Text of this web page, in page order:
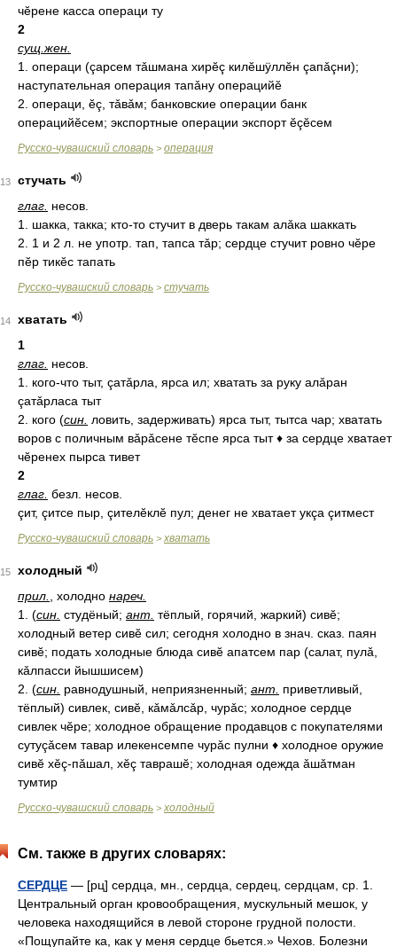
чĕрене касса операци ту
2
сущ. жен.
1. операци (çарсем тǎшмана хирĕç килĕшÿллĕн çапǎçни);
наступательная операция тапǎну операцийĕ
2. операци, ĕç, тǎвǎм; банковские операции банк
операцийĕсем; экспортные операции экспорт ĕçĕсем
Русско-чувашский словарь > операция
13
стучать
глаг. несов.
1. шакка, такка; кто-то стучит в дверь такам алǎка шаккать
2. 1 и 2 л. не употр. тап, тапса тǎр; сердце стучит ровно чĕре
пĕр тикĕс тапать
Русско-чувашский словарь > стучать
14
хватать
1
глаг. несов.
1. кого-что тыт, çатǎрла, ярса ил; хватать за руку алǎран
çатǎрласа тыт
2. кого (син. ловить, задерживать) ярса тыт, тытса чар; хватать
воров с поличным вǎрǎсене тĕспе ярса тыт ♦ за сердце хватает
чĕренех пырса тивет
2
глаг. безл. несов.
çит, çитсе пыр, çителĕклĕ пул; денег не хватает укçа çитмест
Русско-чувашский словарь > хватать
15
холодный
прил.
, холодно нареч.
1. (син. студёный; ант. тёплый, горячий, жаркий) сивĕ;
холодный ветер сивĕ сил; сегодня холодно в знач. сказ. паян
сивĕ; подать холодные блюда сивĕ апатсем пар (салат, пулǎ,
кǎлпасси йышшисем)
2. (син. равнодушный, неприязненный; ант.
приветливый,
тёплый) сивлек, сивĕ, кǎмǎлсǎр, чурǎс; холодное сердце
сивлек чĕре; холодное обращение продавцов с покупателями
сутуçǎсем тавар илекенсемпе чурǎс пулни ♦ холодное оружие
сивĕ хĕç-пǎшал, хĕç таврашĕ; холодная одежда ǎшǎтман
тумтир
Русско-чувашский словарь > холодный
См. также в других словарях:
СЕРДЦЕ — [рц] сердца, мн., сердца, сердец, сердцам, ср. 1.
Центральный орган кровообращения, мускульный мешок, у
человека находящийся в левой стороне грудной полости.
«Пощупайте ка, как у меня сердце бьется.» Чехов. Болезни